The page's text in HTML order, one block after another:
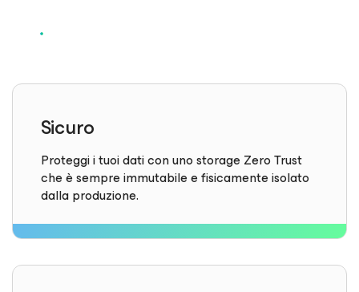
Sicuro
Proteggi i tuoi dati con uno storage Zero Trust
che è sempre immutabile e fisicamente isolato
dalla produzione.